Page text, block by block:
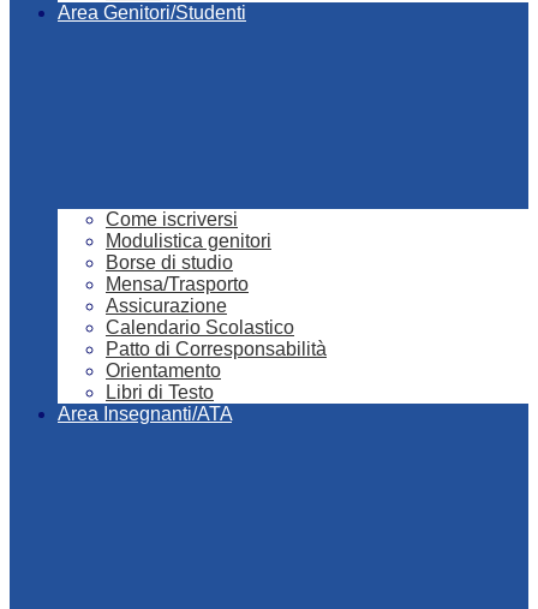
Area Genitori/Studenti
Come iscriversi
Modulistica genitori
Borse di studio
Mensa/Trasporto
Assicurazione
Calendario Scolastico
Patto di Corresponsabilità
Orientamento
Libri di Testo
Area Insegnanti/ATA